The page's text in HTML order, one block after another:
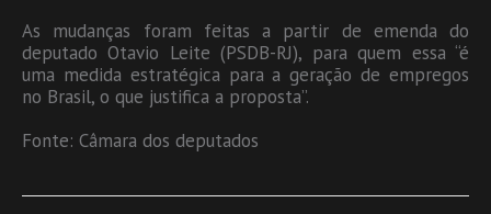
As mudanças foram feitas a partir de emenda do
deputado Otavio Leite (PSDB-RJ), para quem essa “é
uma medida estratégica para a geração de empregos
no Brasil, o que justifica a proposta”.
Fonte: Câmara dos deputados